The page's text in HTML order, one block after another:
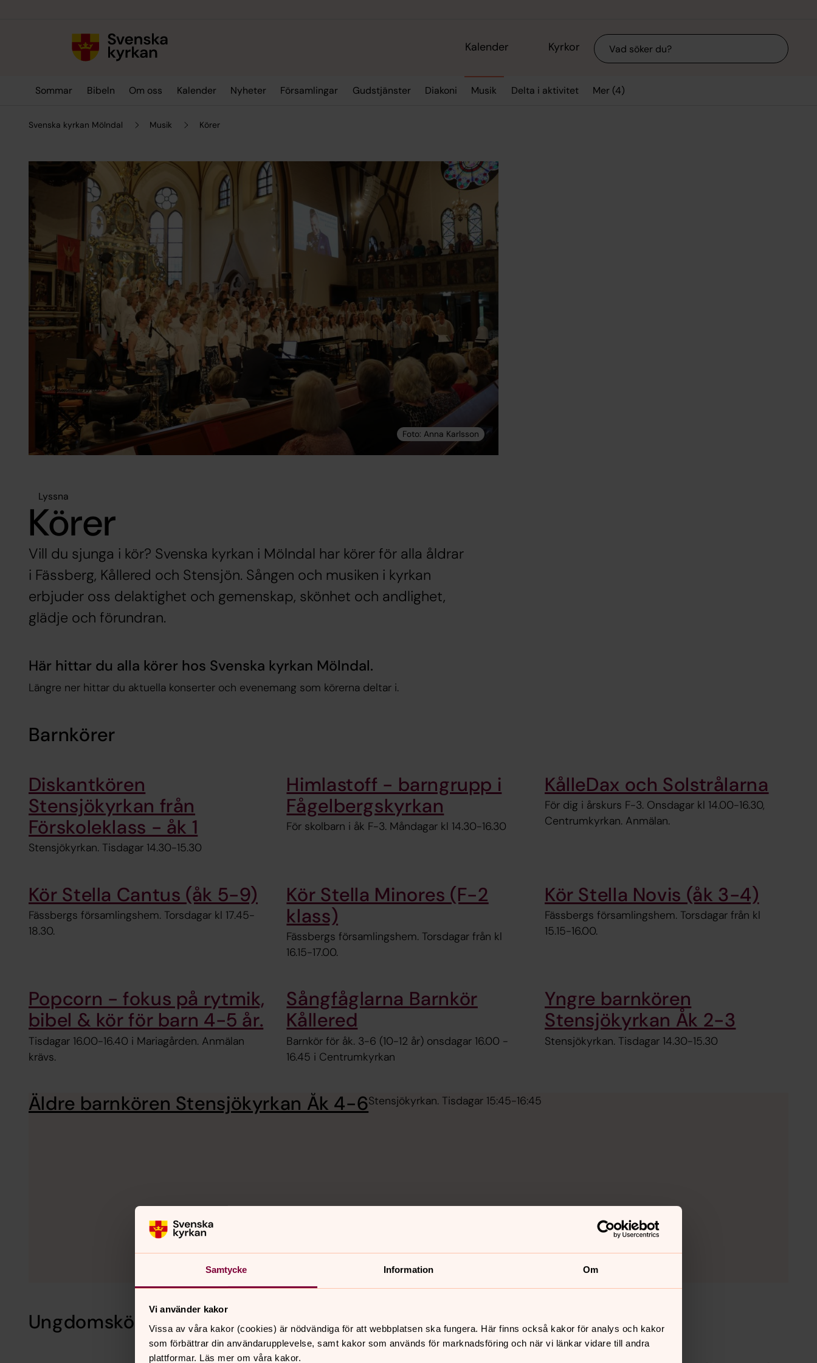
Samtycke Information Om
Vi använder kakor
Vissa av våra kakor (cookies) är nödvändiga för att webbplatsen ska fungera. Här finns också kakor för analys och kakor
som förbättrar din användarupplevelse, samt kakor som används för marknadsföring och när vi länkar vidare till andra
plattformar. Läs mer om våra kakor.
Kalender Kyrkor Sök
Sommar Bibeln Om oss Kalender Nyheter Församlingar Gudstjänster Diakoni Musik Delta i aktivitet Mer (4)
Svenska kyrkan Mölndal Musik Körer
Lyssna
Körer
Vill du sjunga i kör? Svenska kyrkan i Mölndal har körer för alla åldrar
i Fässberg, Kållered och Stensjön. Sången och musiken i kyrkan
erbjuder oss delaktighet och gemenskap, skönhet och andlighet,
glädje och förundran.
Här hittar du alla körer hos Svenska kyrkan Mölndal.
Längre ner hittar du aktuella konserter och evenemang som körerna deltar i.
Barnkörer
Diskantkören
Stensjökyrkan från
Förskoleklass - åk 1
Stensjökyrkan. Tisdagar 14.30-15.30
Himlastoff - barngrupp i
Fågelbergskyrkan
För skolbarn i åk F-3. Måndagar kl 14.30-16.30
KålleDax och Solstrålarna
För dig i årskurs F-3. Onsdagar kl 14.00-16.30,
Centrumkyrkan. Anmälan.
Kör Stella Cantus (åk 5-9)
Fässbergs församlingshem. Torsdagar kl 17.45-
18.30.
Kör Stella Minores (F-2
klass)
Fässbergs församlingshem. Torsdagar från kl
16.15-17.00.
Kör Stella Novis (åk 3-4)
Fässbergs församlingshem. Torsdagar från kl
15.15-16.00.
Popcorn - fokus på rytmik,
bibel & kör för barn 4-5 år.
Tisdagar 16.00-16.40 i Mariagården. Anmälan
krävs.
Sångfåglarna Barnkör
Kållered
Barnkör för åk. 3-6 (10-12 år) onsdagar 16.00 -
16.45 i Centrumkyrkan
Yngre barnkören
Stensjökyrkan Åk 2-3
Stensjökyrkan. Tisdagar 14.30-15.30
Äldre barnkören Stensjökyrkan Åk 4-6Stensjökyrkan. Tisdagar 15:45-16:45
Ungdomskör